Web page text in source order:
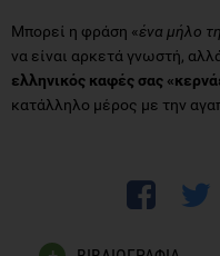
Μπορεί η φράση «ένα μήλο
να είναι αρκετά γνωστή,
ελληνικός καφές σας
κατάλληλο μέρος με την